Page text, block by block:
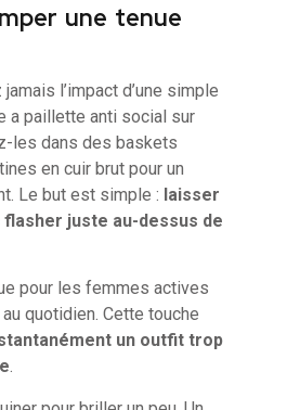
une tenue
l’impact d’une simple
a paillette anti social sur
les dans des baskets
en cuir brut pour un
Le but est simple : laisser
juste au-dessus de
pour les femmes actives
quotidien. Cette touche
un outfit trop
.